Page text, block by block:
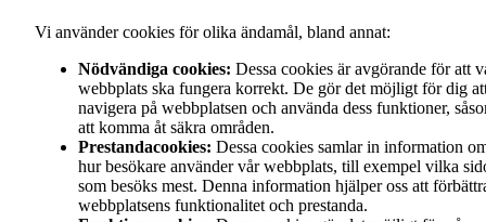
Vi använder cookies för olika ändamål, bland annat:
Nödvändiga cookies: Dessa cookies är avgörande för att
webbplats ska fungera korrekt. De gör det möjligt för dig
navigera på webbplatsen och använda dess funktioner,
att komma åt säkra områden.
Prestandacookies: Dessa cookies samlar in information
hur besökare använder vår webbplats, till exempel vilka
som besöks mest. Denna information hjälper oss att
webbplatsens funktionalitet och prestanda.